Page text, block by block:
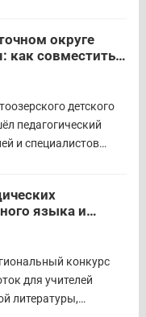
акцию «Память
года Россия
начала Великой
округе
как совместить
детского
педагогический
и специалистов
для повышения
и
подходами к
языка и
конкурс
для учителей
литературы,